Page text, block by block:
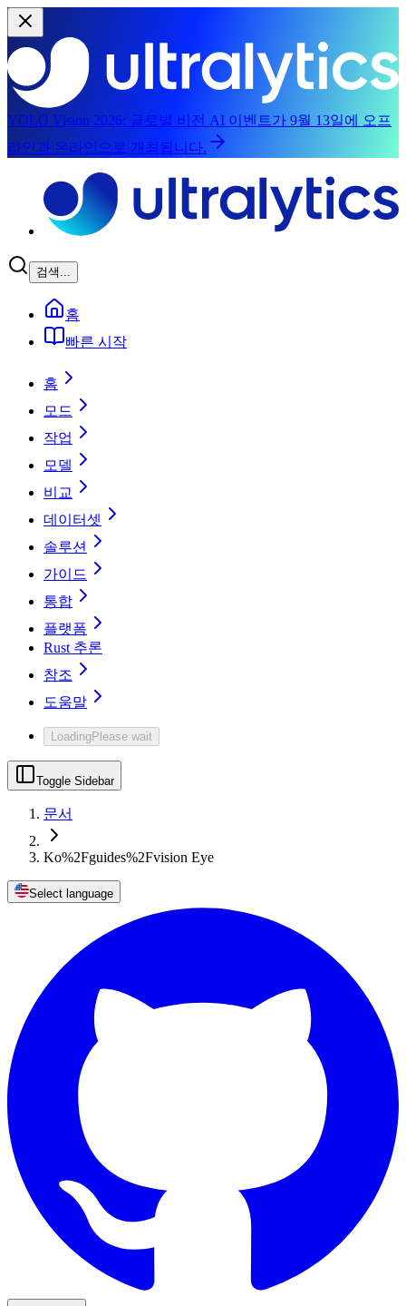
YOLO Vision 2026: 글로벌 비전 AI 이벤트가 9월 13일에 오프
라인과 온라인으로 개최됩니다.
검색...
홈
빠른 시작
홈
모드
작업
모델
비교
데이터셋
솔루션
가이드
통합
플랫폼
Rust 추론
참조
도움말
LoadingPlease wait
Toggle Sidebar
문서
Ko%2Fguides%2Fvision Eye
Select language